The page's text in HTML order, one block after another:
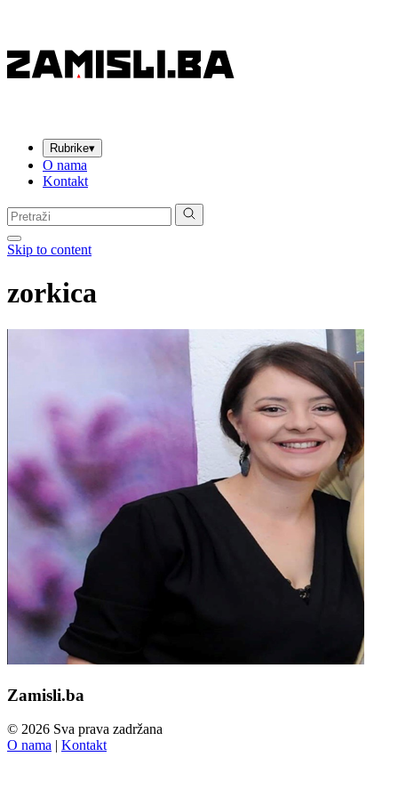
Rubrike▾
O nama
Kontakt
Pretraga:
Skip to content
zorkica
Zamisli.ba
© 2026 Sva prava zadržana
O nama | Kontakt